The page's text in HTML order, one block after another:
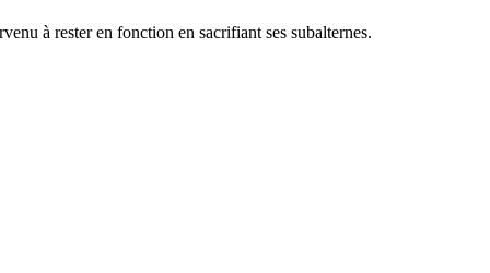
à rester en fonction en sacrifiant ses subalternes.